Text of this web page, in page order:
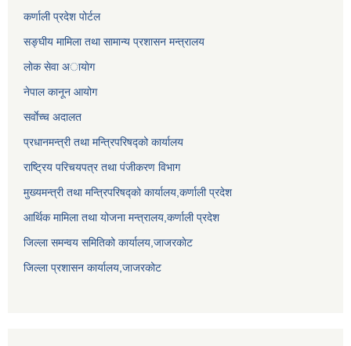
कर्णाली प्रदेश पोर्टल
सङ्घीय मामिला तथा सामान्य प्रशासन मन्त्रालय
लाेक सेवा अायाेग
नेपाल कानून आयोग
सर्वाेच्च अदालत
प्रधानमन्त्री तथा मन्त्रिपरिषद्को कार्यालय
राष्ट्रिय परिचयपत्र तथा पंजीकरण विभाग
मुख्यमन्त्री तथा मन्त्रिपरिषद्को कार्यालय,कर्णाली प्रदेश
आर्थिक मामिला तथा योजना मन्त्रालय,कर्णाली प्रदेश
जिल्ला समन्वय समितिको कार्यालय,जाजरकाेट
जिल्ला प्रशासन कार्यालय,जाजरकोट